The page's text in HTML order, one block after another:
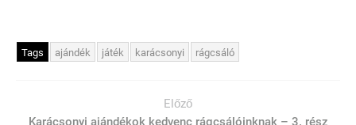
Tags ajándék játék karácsonyi rágcsáló
Előző
Karácsonyi ajándékok kedvenc rágcsálóinknak – 3. rész